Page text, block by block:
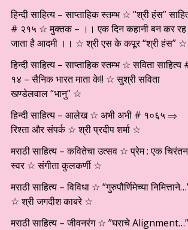
हिन्दी साहित्य – साप्ताहिक स्तम्भ ☆ “श्री हंस”
# २१५ ☆ मुक्तक – ।। एक दिन कहानी बन कर रह
जाता है आदमी ।। ☆ श्री एस के कपूर “श्री हंस” ☆
हिन्दी साहित्य – साप्ताहिक स्तम्भ ☆ सविता साहित्य
१४ – सैनिक भारत माता के!! ☆ सुश्री सविता
खण्डेलवाल “भानु” ☆
हिन्दी साहित्य – आलेख ☆ अभी अभी # १०६५ ⇒
रिश्ता और संपर्क ☆ श्री प्रदीप शर्मा ☆
मराठी साहित्य – कवितेचा उत्सव ☆ प्रेम : एक चिरंतन
स्वर ☆ संगीता कुलकर्णी ☆
मराठी साहित्य – विविधा ☆ “गुरुपौर्णिमेच्या
☆ श्री जगदीश काबरे ☆
मराठी साहित्य – जीवनरंग ☆ ”घराचे Alignment…”